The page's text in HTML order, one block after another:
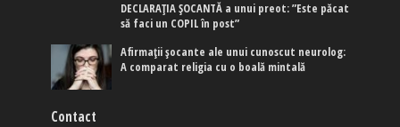
DECLARAȚIA ȘOCANTĂ a unui preot: ”Este păcat
să faci un COPIL în post”
Afirmaţii şocante ale unui cunoscut neurolog:
A comparat religia cu o boală mintală
Contact